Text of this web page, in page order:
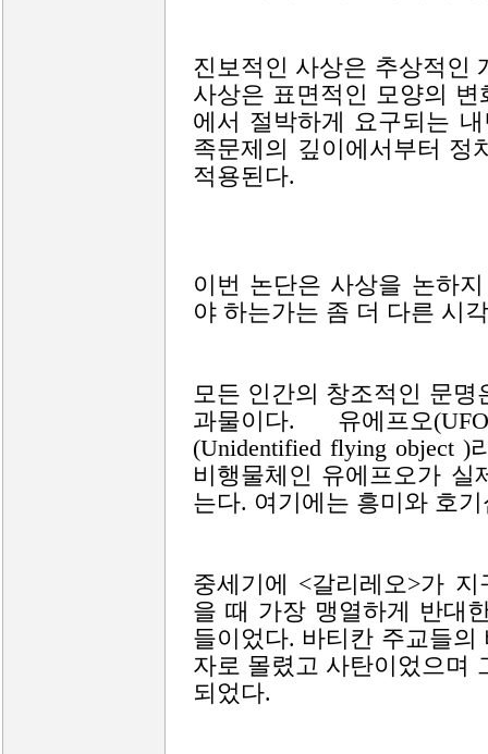
진보적인 사상은 추상적인
사상은 표면적인 모양의
에서 절박하게 요구되는
족문제의 깊이에서부터 정
적용된다.
이번 논단은 사상을 논하
야 하는가는 좀 더 다른 시
모든 인간의 창조적인 문
과물이다. 유에프오
(Unidentified flying object
비행물체인 유에프오가
는다. 여기에는 흥미와 호
중세기에 <갈리레오>가
을 때 가장 맹열하게 반대
들이었다. 바티칸 주교들
자로 몰렸고 사탄이었으며
되었다.